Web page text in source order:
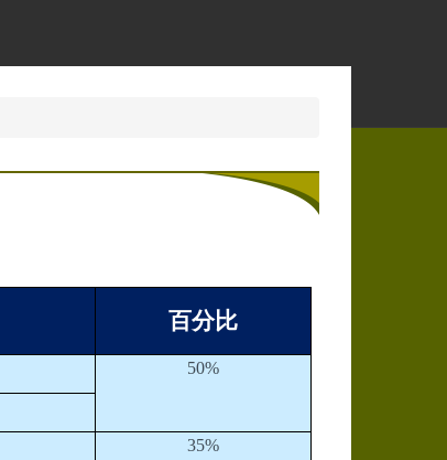
百分比
50%
35%